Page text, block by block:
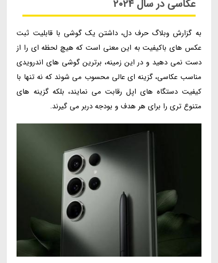
عکاسی در سال 2024
به گزارش وبلاگ حرف دل، داشتن یک گوشی با قابلیت ثبت
عکس های باکیفیت به این معنی است که هیچ لحظه ای را از
دست نمی دهید و در این زمینه، برترین گوشی های اندرویدی
مناسب عکاسی، گزینه ای عالی محسوب می شوند که نه تنها با
کیفیت دستگاه های اپل رقابت می نمایند، بلکه گزینه های
متنوع تری را برای هر هدف و بودجه دربر می گیرند.